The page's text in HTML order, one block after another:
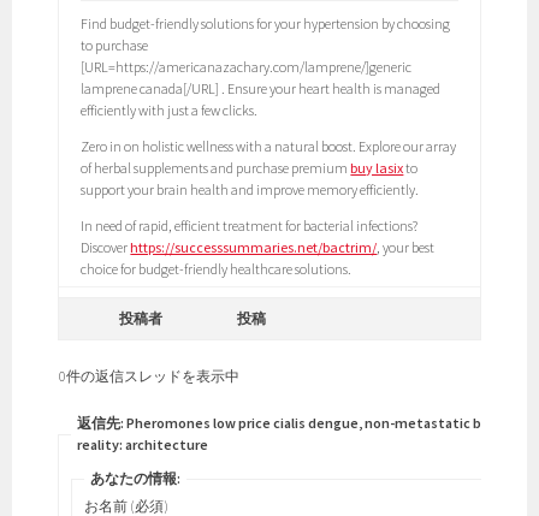
Find budget-friendly solutions for your hypertension by choosing
to purchase
[URL=https://americanazachary.com/lamprene/]generic
lamprene canada[/URL] . Ensure your heart health is managed
efficiently with just a few clicks.
Zero in on holistic wellness with a natural boost. Explore our array
of herbal supplements and purchase premium buy lasixto
support your brain health and improve memory efficiently.
In need of rapid, efficient treatment for bacterial infections?
Discover https://successsummaries.net/bactrim/, your best
choice for budget-friendly healthcare solutions.
投稿者 投稿
0件の返信スレッドを表示中
返信先: Pheromones low price cialis dengue, non-metastatic breathe
reality: architecture
あなたの情報:
お名前 (必須)